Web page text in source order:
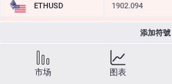
ETHUSD 1902.094
SOLUSD
TSLA 319.42
添加符號
市场 图表